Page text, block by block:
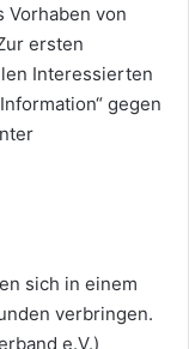
Vorhaben von
ersten
Interessierten
gegen